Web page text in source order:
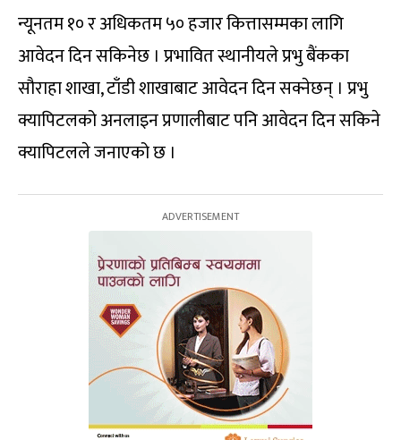
न्यूनतम १० र अधिकतम ५० हजार कित्तासम्मका लागि
आवेदन दिन सकिनेछ । प्रभावित स्थानीयले प्रभु बैंकका
सौराहा शाखा, टाँडी शाखाबाट आवेदन दिन सक्नेछन् । प्रभु
क्यापिटलको अनलाइन प्रणालीबाट पनि आवेदन दिन सकिने
क्यापिटलले जनाएको छ ।